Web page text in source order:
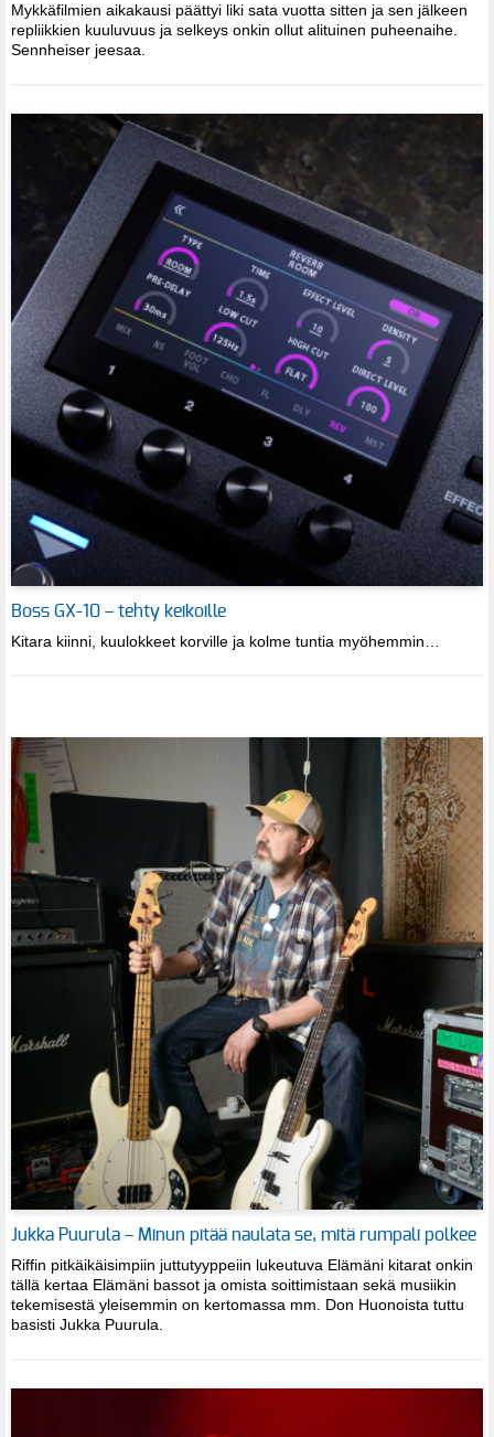
Mykkäfilmien aikakausi päättyi liki sata vuotta sitten ja sen jälkeen
repliikkien kuuluvuus ja selkeys onkin ollut alituinen puheenaihe.
Sennheiser jeesaa.
Boss GX-10 – tehty keikoille
Kitara kiinni, kuulokkeet korville ja kolme tuntia myöhemmin…
Jukka Puurula – Minun pitää naulata se, mitä rumpali polkee
Riffin pitkäikäisimpiin juttutyyppeiin lukeutuva Elämäni kitarat onkin
tällä kertaa Elämäni bassot ja omista soittimistaan sekä musiikin
tekemisestä yleisemmin on kertomassa mm. Don Huonoista tuttu
basisti Jukka Puurula.